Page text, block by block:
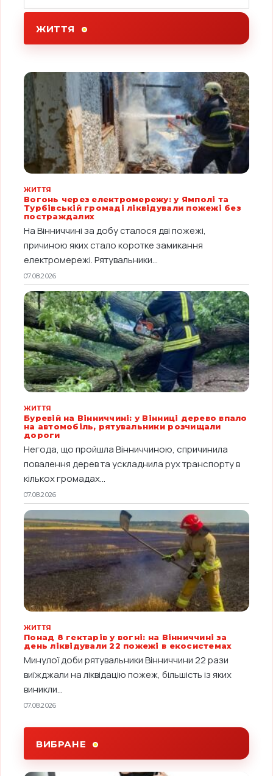
ЖИТТЯ
ЖИТТЯ
Вогонь через електромережу: у Ямполі та
Турбівській громаді ліквідували пожежі без
постраждалих
На Вінниччині за добу сталося дві пожежі,
причиною яких стало коротке замикання
електромережі. Рятувальники...
07.08.2026
ЖИТТЯ
Буревій на Вінниччині: у Вінниці дерево впало
на автомобіль, рятувальники розчищали
дороги
Негода, що пройшла Вінниччиною, спричинила
повалення дерев та ускладнила рух транспорту в
кількох громадах...
07.08.2026
ЖИТТЯ
Понад 8 гектарів у вогні: на Вінниччині за
день ліквідували 22 пожежі в екосистемах
Минулої доби рятувальники Вінниччини 22 рази
виїжджали на ліквідацію пожеж, більшість із яких
виникли...
07.08.2026
ВИБРАНЕ